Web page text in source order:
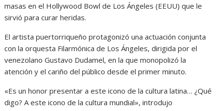
masas en el Hollywood Bowl de Los Ángeles (EEUU) que le
sirvió para curar heridas.
El artista puertorriqueño protagonizó una actuación conjunta
con la orquesta Filarmónica de Los Ángeles, dirigida por el
venezolano Gustavo Dudamel, en la que monopolizó la
atención y el cariño del público desde el primer minuto.
«Es un honor presentar a este icono de la cultura latina… ¿Qué
digo? A este icono de la cultura mundial», introdujo